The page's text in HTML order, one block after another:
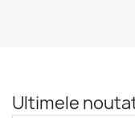
Ultimele